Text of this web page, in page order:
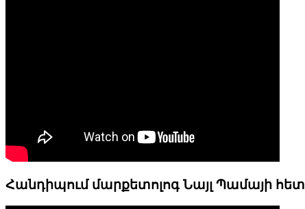
Հանդիպում մարքետոլոգ Նայլ Պամայի հետ